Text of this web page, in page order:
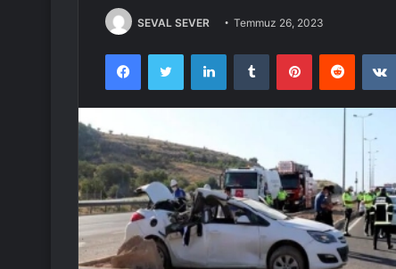
SEVAL SEVER Temmuz 26, 2023
FacebookTwitter LinkedInTumblr PinterestReddit